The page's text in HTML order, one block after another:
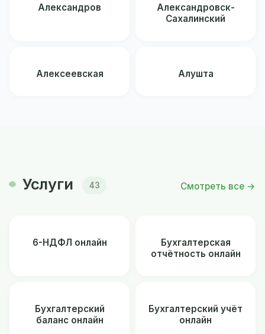
Александров
Александровск-
Сахалинский
Алексеевская Алушта
Услуги 43 Смотреть все →
6-НДФЛ онлайн
Бухгалтерская
отчётность онлайн
Бухгалтерский
баланс онлайн
Бухгалтерский учёт
онлайн